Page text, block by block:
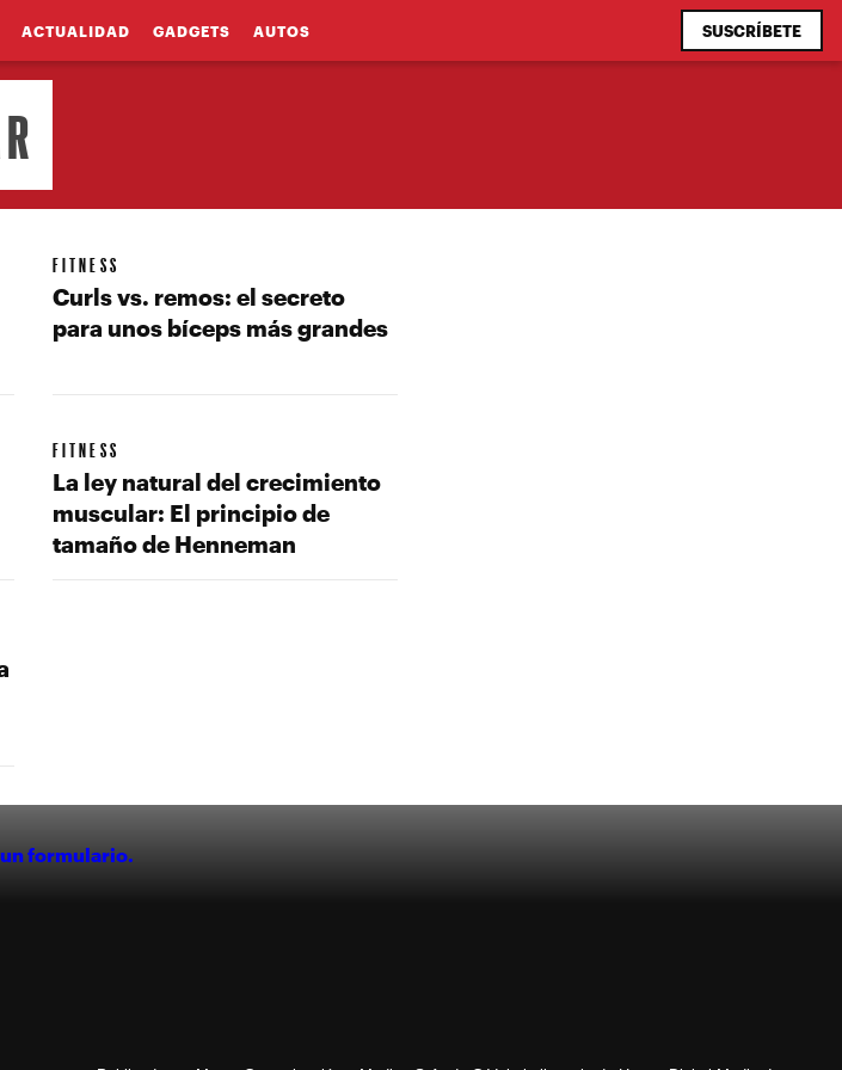
ACTUALIDAD GADGETS AUTOS SUSCRÍBETE
FITNESS
Curls vs. remos: el secreto
para unos bíceps más grandes
FITNESS
La ley natural del crecimiento
muscular: El principio de
tamaño de Henneman
formulario.